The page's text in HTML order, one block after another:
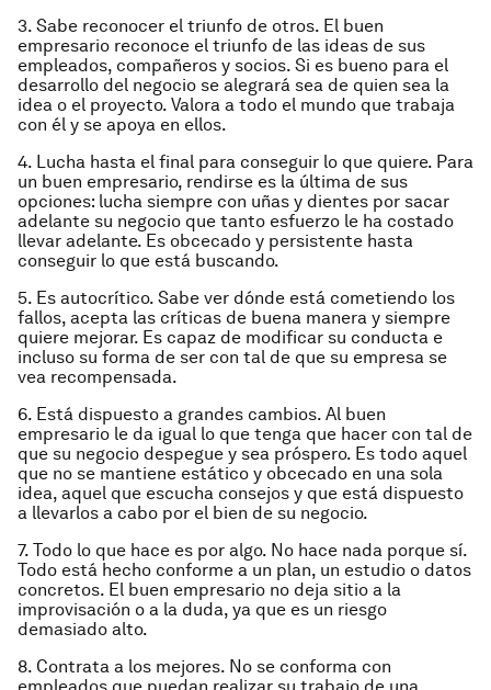
3. Sabe reconocer el triunfo de otros. El buen
empresario reconoce el triunfo de las ideas de sus
empleados, compañeros y socios. Si es bueno para el
desarrollo del negocio se alegrará sea de quien sea la
idea o el proyecto. Valora a todo el mundo que trabaja
con él y se apoya en ellos.
4. Lucha hasta el final para conseguir lo que quiere. Para
un buen empresario, rendirse es la última de sus
opciones: lucha siempre con uñas y dientes por sacar
adelante su negocio que tanto esfuerzo le ha costado
llevar adelante. Es obcecado y persistente hasta
conseguir lo que está buscando.
5. Es autocrítico. Sabe ver dónde está cometiendo los
fallos, acepta las críticas de buena manera y siempre
quiere mejorar. Es capaz de modificar su conducta e
incluso su forma de ser con tal de que su empresa se
vea recompensada.
6. Está dispuesto a grandes cambios. Al buen
empresario le da igual lo que tenga que hacer con tal de
que su negocio despegue y sea próspero. Es todo aquel
que no se mantiene estático y obcecado en una sola
idea, aquel que escucha consejos y que está dispuesto
a llevarlos a cabo por el bien de su negocio.
7. Todo lo que hace es por algo. No hace nada porque sí.
Todo está hecho conforme a un plan, un estudio o datos
concretos. El buen empresario no deja sitio a la
improvisación o a la duda, ya que es un riesgo
demasiado alto.
8. Contrata a los mejores. No se conforma con